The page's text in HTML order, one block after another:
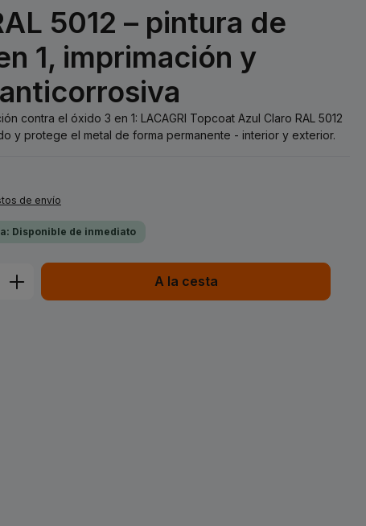
5012 – pintura de
1, imprimación y
contra el óxido 3 en 1: LACAGRI Topcoat Azul Claro RAL 5012
y protege el metal de forma permanente - interior y exterior.
de envío
Disponible de inmediato
introduce la cantidad deseada
A la cesta